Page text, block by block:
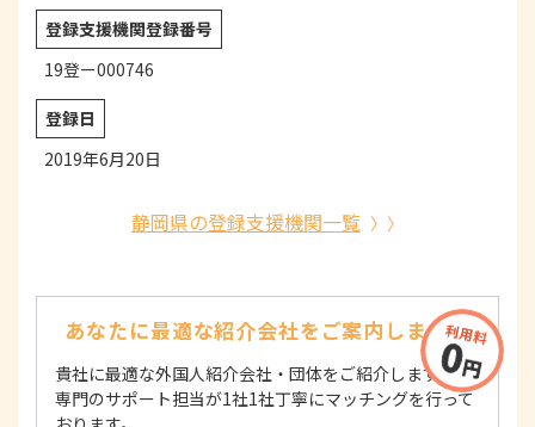
登録支援機関登録番号
19登ー000746
登録日
2019年6月20日
静岡県の登録支援機関一覧
あなたに最適な紹介会社をご案内します！
貴社に最適な外国人紹介会社・団体をご紹介します！
専門のサポート担当が1社1社丁寧にマッチングを行って